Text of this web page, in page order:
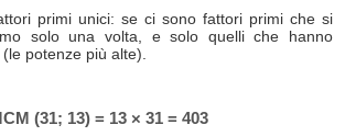
primi unici: se ci sono fattori primi che si
solo una volta, e solo quelli che hanno
potenze più alte).
(31; 13) = 13 × 31 = 403